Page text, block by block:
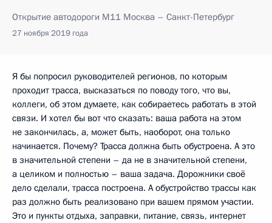
Открытие автодороги М11 Москва – Санкт-Петербург
27 ноября 2019 года
Я бы попросил руководителей регионов, по которым
проходит трасса, высказаться по поводу того, что вы,
коллеги, об этом думаете, как собираетесь работать в этой
связи. И хотел бы вот что сказать: ваша работа на этом
не закончилась, а, может быть, наоборот, она только
начинается. Почему? Трасса должна быть обустроена. А это
в значительной степени – да не в значительной степени,
а целиком и полностью – ваша задача. Дорожники своё
дело сделали, трасса построена. А обустройство трассы как
раз должно быть реализовано при вашем прямом участии.
Это и пункты отдыха, заправки, питание, связь, интернет